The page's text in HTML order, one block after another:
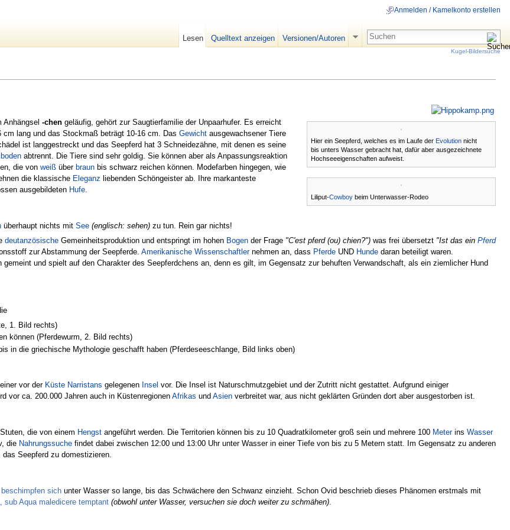
Hier ein Seepferd, welches es im Laufe der Evolution nicht
bis unters Wasser gebracht hat, dafür aber ausgezeichnete
Hochseeeigenschaften aufweist.
Liliput-Cowboy beim Unterwasser-Rodeo
Anhängsel -chen geläufig, gehört zur Saugtierfamilie der Unpaarhufer. Es erreicht
cm lang und das Stockmaß beträgt 10-16 cm. Das Gewicht ausgewachsener Tiere
ist langgestreckt und das Seepferd hat 3 Schneidezähne, mit denen es seine
abtrennt. Die Tiere sind sehr goldig. Sie können aber als Anpassungsreaktion
die von weiß über braun bis schwarz reichen können. Modefarben hingegen, wie
die klassische Eleganz liebenden Schöngeister ab. Ihre markanteste
ausgebildeten Hufe
überhaupt nichts mit See (englisch: sehen) zu tun. Rein gar nichts!
deutanzösische Gemeinheitsproduktion und entspringt im hohen Bogen der Frage "C'est pferd (ou) chien?") was frei übersetzt "Ist das ein Pferd
zur Abstammung der Seepferde. Amerikanische Wissenschaftlernehmen an, dass Pferde UND Hunde daran beteiligt waren.
und spielt auf den Charakter des Seepferdchens an, denn es gilt, im Gegensatz zur behuften Verwandschaft, als ein ziemlicher Hund
1. Bild rechts)
können (Pferdewurm, 2. Bild rechts)
in die griechische Mythologie geschafft haben (Pferdeseeschlange, Bild links oben)
vor der Küste Narristans gelegenen Insel vor. Die Insel ist Naturschmutzgebiet und der Zutritt nicht gestattet. Aufgrund einiger
vor ca. 200.000 Jahren auch in Küstenregionen Afrikas und Asien verbreitet war, aus nicht geklärten Gründen dort aber ausgestorben ist.
die von einem Hengst angeführt werden. Die Territorien können bis zu 10 Quadratkilometer groß sein und mehrere 100 Meterins Wasser
die Nahrungssuche findet dabei zwischen 12:00 und 13:00 Uhr unter Wasser in einer Tiefe von bis zu 5 Metern statt. Im Gegensatz zu anderen
Seepferd zu domestizieren.
sich unter Wasser so lange, bis das Schwächere den Schwanz einzieht. Schon Ovid beschrieb dieses Phänomen erstmals mit
sub Aqua maledicere temptant (obwohl unter Wasser, versuchen sie doch weiter zu schmähen).
Anmelden / Kamelkonto erstellen
Lesen Quelltext anzeigen Versionen/Autoren
Kugel-Bildersuche